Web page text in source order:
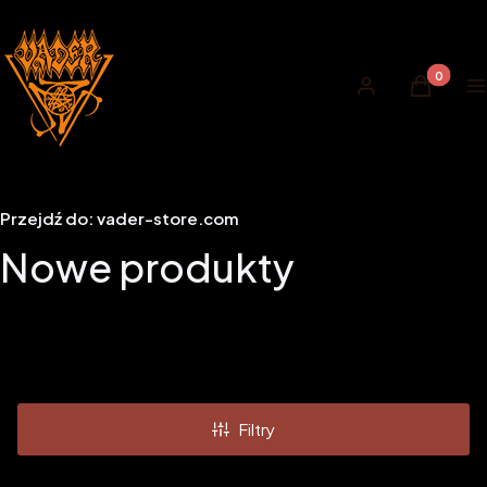
Zaloguj sięProdukty
Koszyk
Przejdź do: vader-store.com
Nowe produkty
Filtry